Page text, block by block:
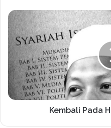
Kembali Pada